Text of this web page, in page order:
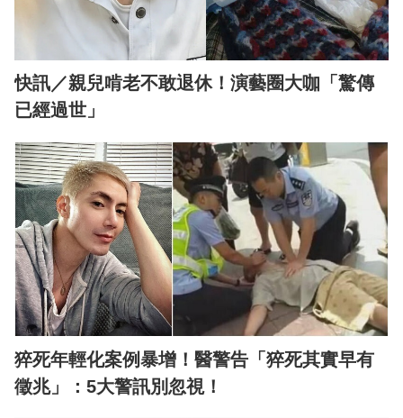
快訊／親兒啃老不敢退休！演藝圈大咖「驚傳
已經過世」
猝死年輕化案例暴增！醫警告「猝死其實早有
徵兆」：5大警訊別忽視！